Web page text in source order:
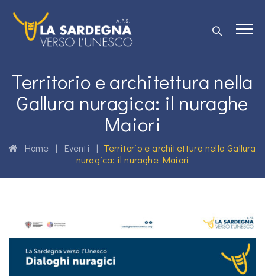
Territorio e architettura nella
Gallura nuragica: il nuraghe
Maiori
Home | Eventi | Territorio e architettura nella Gallura
nuragica: il nuraghe Maiori